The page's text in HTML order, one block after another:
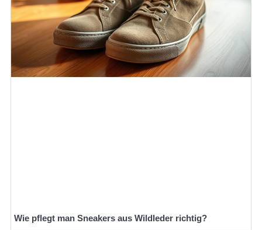
Wie pflegt man Sneakers aus Wildleder richtig?